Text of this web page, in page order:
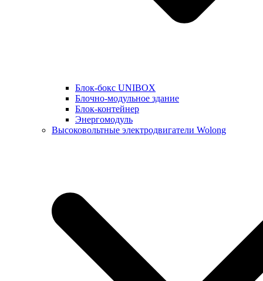
Блок-бокс UNIBOX
Блочно-модульное здание
Блок-контейнер
Энергомодуль
Высоковольтные электродвигатели Wolong